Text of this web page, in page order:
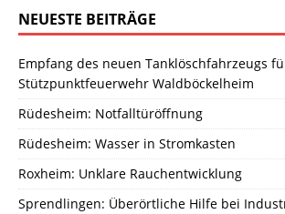
NEUESTE BEITRÄGE
Empfang des neuen Tanklöschfahrzeugs
Stützpunktfeuerwehr Waldböckelheim
Rüdesheim: Notfalltüröffnung
Rüdesheim: Wasser in Stromkasten
Roxheim: Unklare Rauchentwicklung
Sprendlingen: Überörtliche Hilfe bei